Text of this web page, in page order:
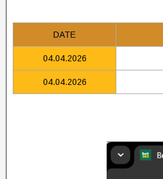
DATE
04.04.2026
04.04.2026